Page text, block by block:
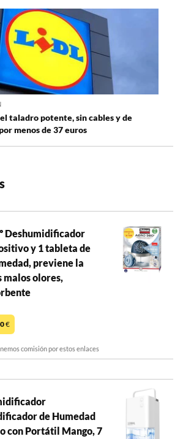
taladro potente, sin cables y de
menos de 37 euros
Deshumidificador
y 1 tableta de
previene la
malos olores,
€
comisión por estos enlaces
de Humedad
con Portátil Mango, 7